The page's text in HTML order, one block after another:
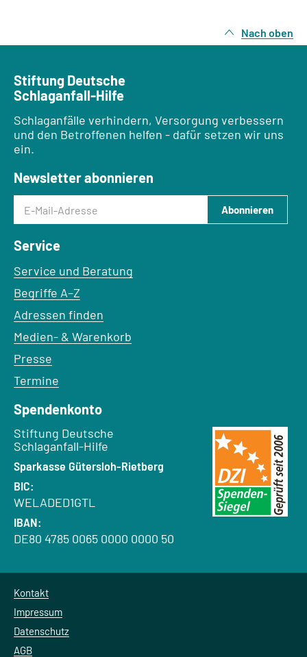
Nach oben
Stiftung Deutsche
Schlaganfall-Hilfe
Schlaganfälle verhindern, Versorgung verbessern
und den Betroffenen helfen - dafür setzen wir uns
ein.
Newsletter abonnieren
E-Mail-Adresse
Abonnieren
Service
Service und Beratung
Begriffe A–Z
Adressen finden
Medien- & Warenkorb
Presse
Termine
Spendenkonto
Empfänger:
Stiftung Deutsche
Schlaganfall-Hilfe
Bank:
Sparkasse Gütersloh-Rietberg
BIC:
WELADED1GTL
IBAN:
DE80 4785 0065 0000 0000 50
Kontakt
Impressum
Datenschutz
AGB